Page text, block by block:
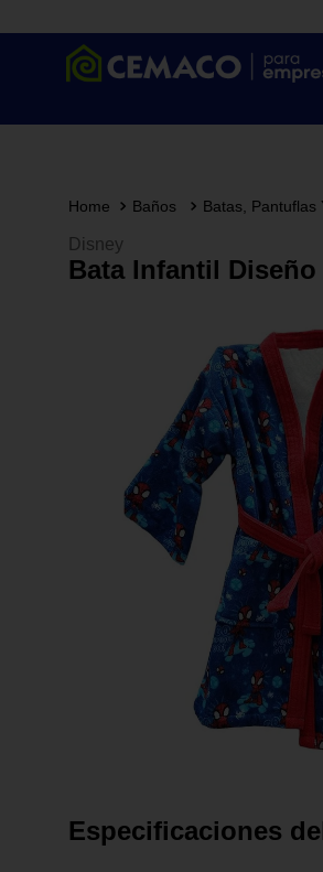
Baños Batas, Pantuflas
Disney
Bata Infantil Diseño
Especificaciones